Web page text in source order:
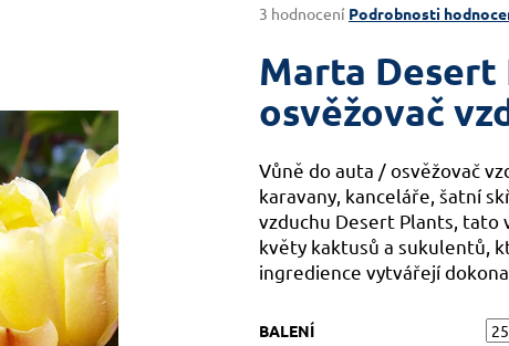
Průměrné
produktu
je
z
hvězdiček.
3 hodnocení Podrobnosti
Marta Desert
osvěžovač
Vůně do auta / osvěžovač
karavany, kanceláře, šatní
vzduchu Desert Plants, tato
květy kaktusů a sukulentů,
ingredience vytvářejí
BALENÍ
HLEDAT
Doporučujeme